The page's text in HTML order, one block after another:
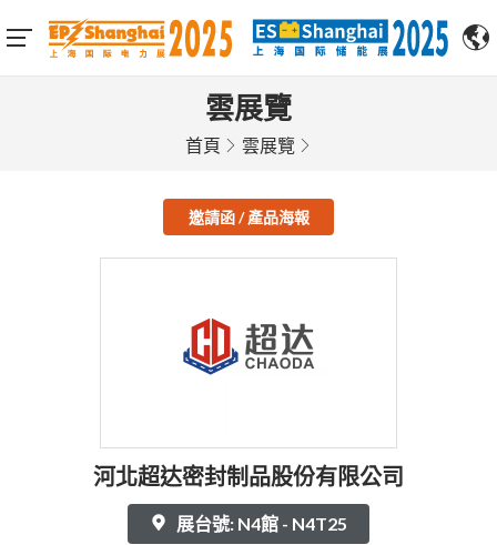
雲展覽
首頁 雲展覽
邀請函 / 產品海報
河北超达密封制品股份有限公司
展台號: N4館 - N4T25